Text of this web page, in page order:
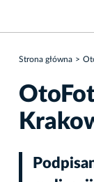
Strona główna